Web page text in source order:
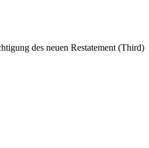
des neuen Restatement (Third)